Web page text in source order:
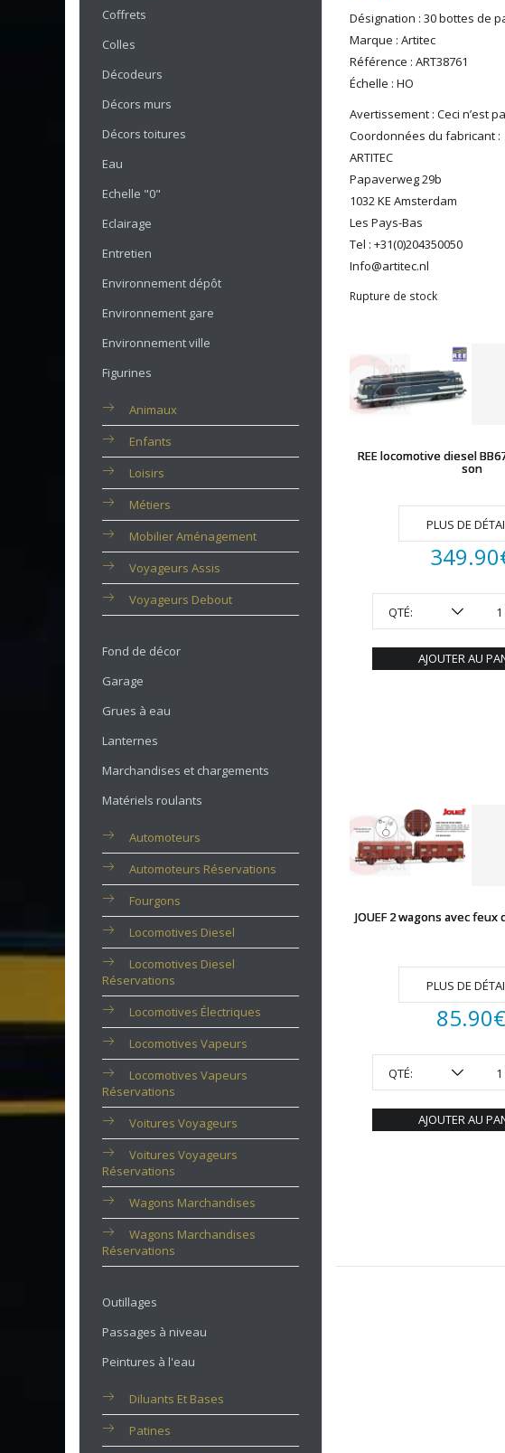
Coffrets
Colles
Décodeurs
Décors murs
Décors toitures
Eau
Echelle "0"
Eclairage
Entretien
Environnement dépôt
Environnement gare
Environnement ville
Figurines
Animaux
Enfants
Loisirs
Métiers
Mobilier Aménagement
Voyageurs Assis
Voyageurs Debout
Fond de décor
Garage
Grues à eau
Lanternes
Marchandises et chargements
Matériels roulants
Automoteurs
Automoteurs Réservations
Fourgons
Locomotives Diesel
Locomotives Diesel
Réservations
Locomotives Électriques
Locomotives Vapeurs
Locomotives Vapeurs
Réservations
Voitures Voyageurs
Voitures Voyageurs
Réservations
Wagons Marchandises
Wagons Marchandises
Réservations
Outillages
Passages à niveau
Peintures à l'eau
Diluants Et Bases
Patines
Désignation : 30 bottes de
Marque : Artitec
Référence : ART38761
Échelle : HO
Avertissement : Ceci n’est
Coordonnées du fabricant :
ARTITEC
Papaverweg 29b
1032 KE Amsterdam
Les Pays-Bas
Tel : +31(0)204350050
Info@artitec.nl
Rupture de stock
REE locomotive diesel
son
PLUS DE
349.90
QTÉ:
AJOUTER AU
JOUEF 2 wagons avec
PLUS DE
85.90€
QTÉ:
AJOUTER AU